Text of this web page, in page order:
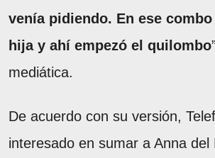
venía pidiendo. En ese
hija y ahí empezó el quilombo
mediática.
De acuerdo con su versión,
interesado en sumar a Anna del